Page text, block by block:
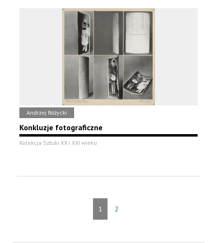
Andrzej Różycki
Konkluzje fotograficzne
Kolekcja Sztuki XX i XXI wieku
1 2